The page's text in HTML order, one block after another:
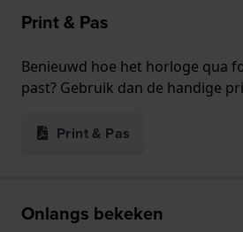
Print & Pas
Benieuwd hoe het horloge qua
past? Gebruik dan de handige
Print & Pas
Onlangs bekeken